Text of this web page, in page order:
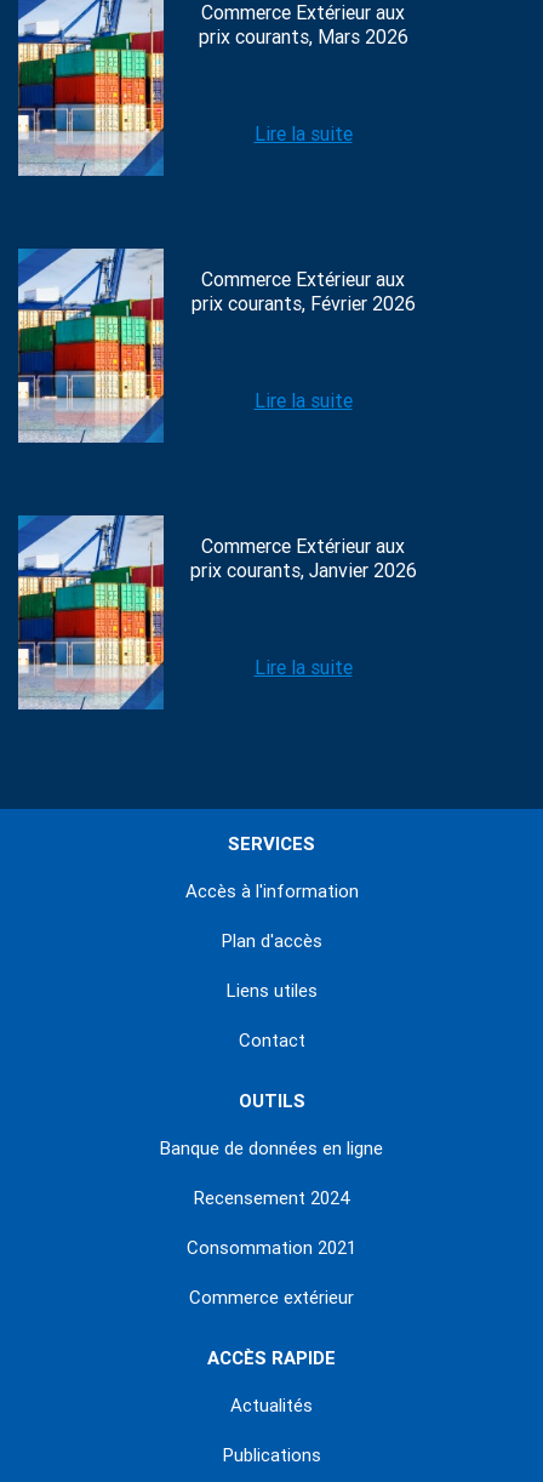
Commerce Extérieur aux
prix courants, Mars 2026
Lire la suite
Commerce Extérieur aux
prix courants, Février 2026
Lire la suite
Commerce Extérieur aux
prix courants, Janvier 2026
Lire la suite
SERVICES
Accès à l'information
Plan d'accès
Liens utiles
Contact
OUTILS
Banque de données en ligne
Recensement 2024
Consommation 2021
Commerce extérieur
ACCÈS RAPIDE
Actualités
Publications